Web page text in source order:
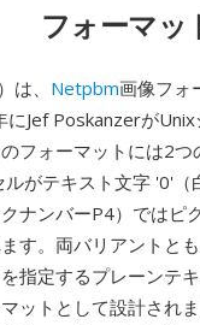
フォーマッ
、 Netpbm画像フォ
にJef Poskanzerが
フォーマットには2
がテキスト文字 '0'
ナンバーP4）では
す。両バリアントと
指定するプレーンテ
ットとして設計さ